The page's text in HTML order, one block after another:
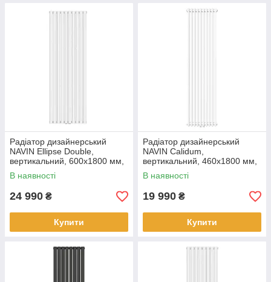
Радіатор дизайнерський
NAVIN Ellipse Double,
вертикальний, 600x1800 мм,
1915 Вт, нижнє підключення
50 мм, білий
В наявності
24 990 ₴
Купити
Радіатор дизайнерський
NAVIN Calidum,
вертикальний, 460x1800 мм,
1657 Вт, нижнє підключення
50 мм, білий
В наявності
19 990 ₴
Купити